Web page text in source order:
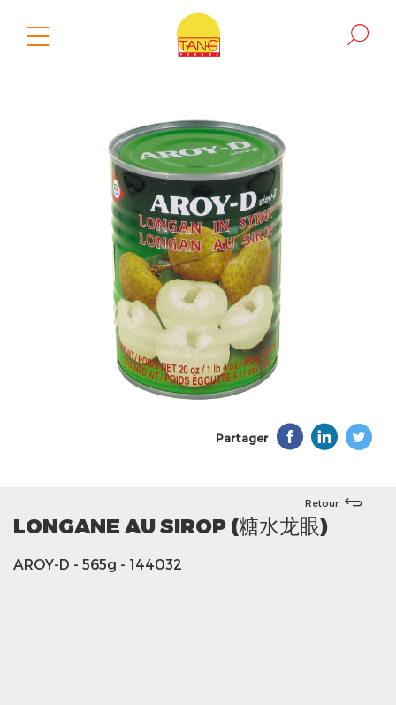
Partager
Retour
LONGANE AU SIROP (糖水龙眼)
AROY-D - 565g - 144032